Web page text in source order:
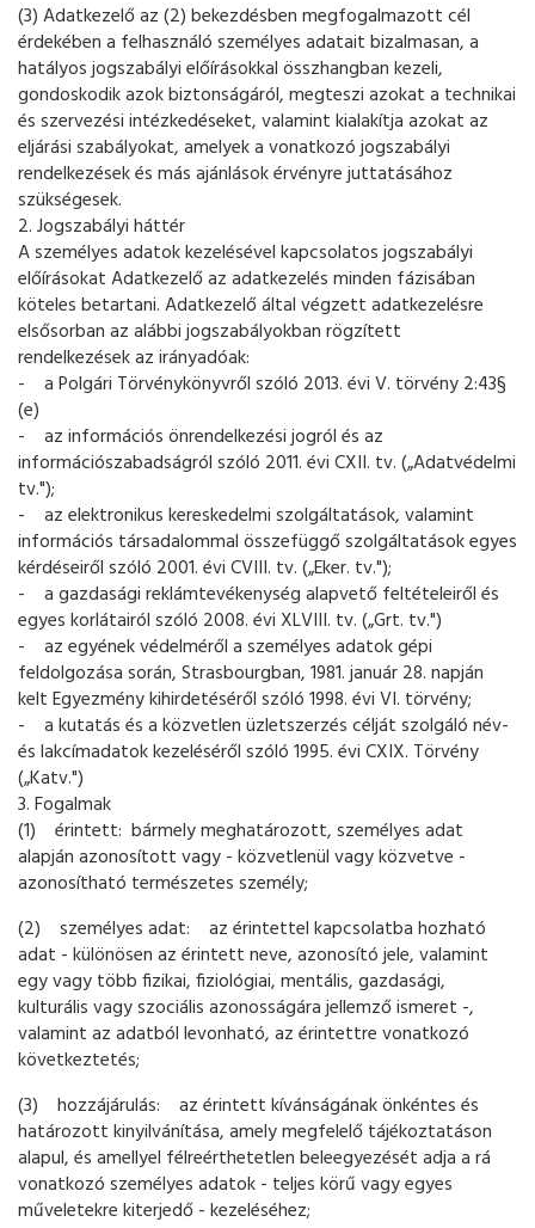
(3) Adatkezelő az (2) bekezdésben megfogalmazott cél
érdekében a felhasználó személyes adatait bizalmasan, a
hatályos jogszabályi előírásokkal összhangban kezeli,
gondoskodik azok biztonságáról, megteszi azokat a technikai
és szervezési intézkedéseket, valamint kialakítja azokat az
eljárási szabályokat, amelyek a vonatkozó jogszabályi
rendelkezések és más ajánlások érvényre juttatásához
szükségesek.
2. Jogszabályi háttér
A személyes adatok kezelésével kapcsolatos jogszabályi
előírásokat Adatkezelő az adatkezelés minden fázisában
köteles betartani. Adatkezelő által végzett adatkezelésre
elsősorban az alábbi jogszabályokban rögzített
rendelkezések az irányadóak:
- a Polgári Törvénykönyvről szóló 2013. évi V. törvény 2:43§
(e)
- az információs önrendelkezési jogról és az
információszabadságról szóló 2011. évi CXII. tv. („Adatvédelmi
tv.");
- az elektronikus kereskedelmi szolgáltatások, valamint
információs társadalommal összefüggő szolgáltatások egyes
kérdéseiről szóló 2001. évi CVIII. tv. („Eker. tv.");
- a gazdasági reklámtevékenység alapvető feltételeiről és
egyes korlátairól szóló 2008. évi XLVIII. tv. („Grt. tv.")
- az egyének védelméről a személyes adatok gépi
feldolgozása során, Strasbourgban, 1981. január 28. napján
kelt Egyezmény kihirdetéséről szóló 1998. évi VI. törvény;
- a kutatás és a közvetlen üzletszerzés célját szolgáló név-
és lakcímadatok kezeléséről szóló 1995. évi CXIX. Törvény
(„Katv.")
3. Fogalmak
(1) érintett: bármely meghatározott, személyes adat
alapján azonosított vagy - közvetlenül vagy közvetve -
azonosítható természetes személy;
(2) személyes adat: az érintettel kapcsolatba hozható
adat - különösen az érintett neve, azonosító jele, valamint
egy vagy több fizikai, fiziológiai, mentális, gazdasági,
kulturális vagy szociális azonosságára jellemző ismeret -,
valamint az adatból levonható, az érintettre vonatkozó
következtetés;
(3) hozzájárulás: az érintett kívánságának önkéntes és
határozott kinyilvánítása, amely megfelelő tájékoztatáson
alapul, és amellyel félreérthetetlen beleegyezését adja a rá
vonatkozó személyes adatok - teljes körű vagy egyes
műveletekre kiterjedő - kezeléséhez;